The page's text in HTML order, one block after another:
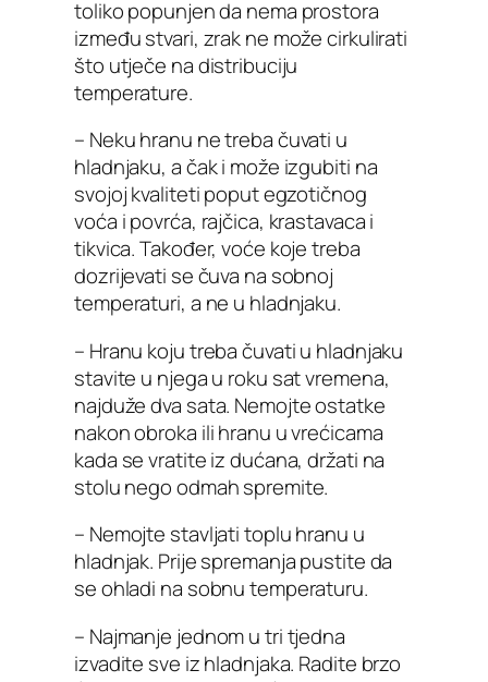
toliko popunjen da nema prostora
između stvari, zrak ne može cirkulirati
što utječe na distribuciju
temperature.
– Neku hranu ne treba čuvati u
hladnjaku, a čak i može izgubiti na
svojoj kvaliteti poput egzotičnog
voća i povrća, rajčica, krastavaca i
tikvica. Također, voće koje treba
dozrijevati se čuva na sobnoj
temperaturi, a ne u hladnjaku.
– Hranu koju treba čuvati u hladnjaku
stavite u njega u roku sat vremena,
najduže dva sata. Nemojte ostatke
nakon obroka ili hranu u vrećicama
kada se vratite iz dućana, držati na
stolu nego odmah spremite.
– Nemojte stavljati toplu hranu u
hladnjak. Prije spremanja pustite da
se ohladi na sobnu temperaturu.
– Najmanje jednom u tri tjedna
izvadite sve iz hladnjaka. Radite brzo